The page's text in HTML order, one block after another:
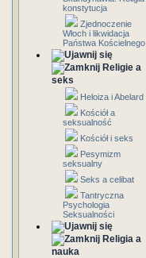
konstytucja
Zjednoczenie
Włoch i likwidacja
Państwa Kościelnego
Religie a
seks
Heloiza i Abelard
Kościół a
seksualność
Kościół i seks
Pesymizm
seksualny
Seks a celibat
Tantryczna
Psychologia
Seksualności
Religia a
nauka